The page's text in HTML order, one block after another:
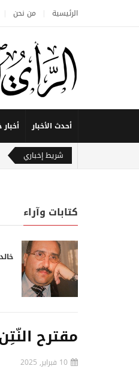
الرئيسية من نحن
أحدث الأخبار
شريط إخباري
كتابات وآراء
مقترح
10 فبراير, 2025